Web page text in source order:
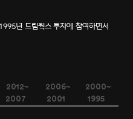
년 드림웍스 투자에 참여하면서
2012~
2007
2006~
2001
2000~
1995
1